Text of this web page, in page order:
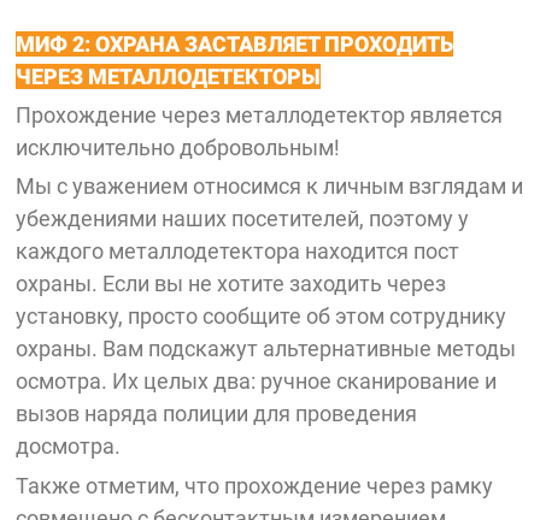
МИФ 2: ОХРАНА ЗАСТАВЛЯЕТ ПРОХОДИТЬ
ЧЕРЕЗ МЕТАЛЛОДЕТЕКТОРЫ
Прохождение через металлодетектор является
исключительно добровольным!
Мы с уважением относимся к личным взглядам и
убеждениями наших посетителей, поэтому у
каждого металлодетектора находится пост
охраны. Если вы не хотите заходить через
установку, просто сообщите об этом сотруднику
охраны. Вам подскажут альтернативные методы
осмотра. Их целых два: ручное сканирование и
вызов наряда полиции для проведения
досмотра.
Также отметим, что прохождение через рамку